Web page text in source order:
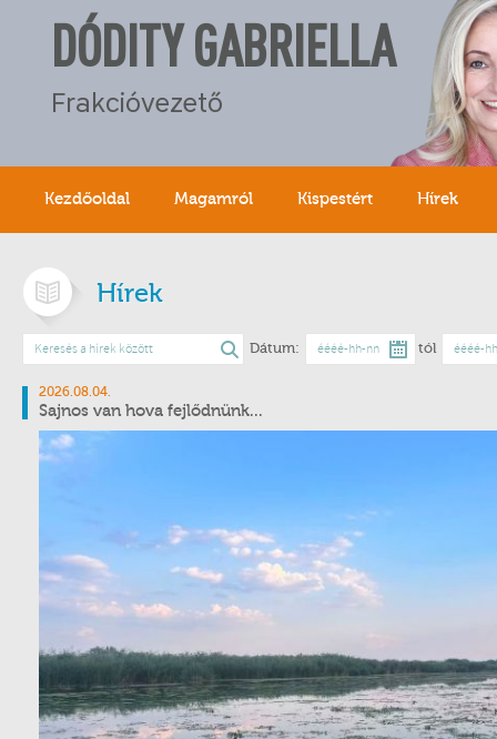
DÓDITY GABRIELLA
Frakcióvezető
Kezdőoldal Magamról Kispestért Hírek
Hírek
Dátum: tól
2026.08.04.
Sajnos van hova fejlődnünk...